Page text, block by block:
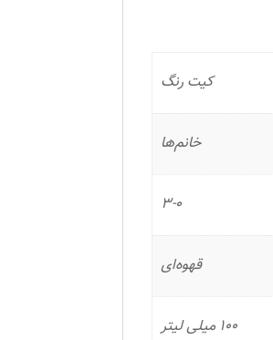
کیت رنگ
خانم‌ها
3-0
قهوه‌ای
100 میلی لیتر